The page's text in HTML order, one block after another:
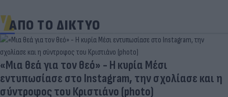
ΑΠΟ ΤΟ ΔΙΚΤΥΟ
«Μια θεά για τον θεό» - Η κυρία Μέσι
εντυπωσίασε στο Instagram, την σχολίασε και η
σύντροφος του Κριστιάνο (photo)